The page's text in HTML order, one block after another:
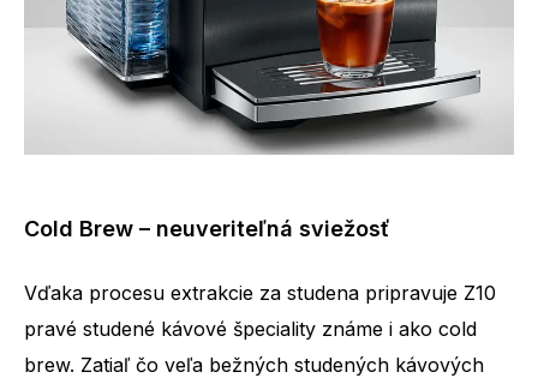
Cold Brew – neuveriteľná sviežosť
Vďaka procesu extrakcie za studena pripravuje Z10
pravé studené kávové špeciality známe i ako cold
brew. Zatiaľ čo veľa bežných studených kávových